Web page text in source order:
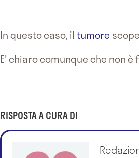
In questo caso, il tumore
E' chiaro comunque che non
RISPOSTA A CURA DI